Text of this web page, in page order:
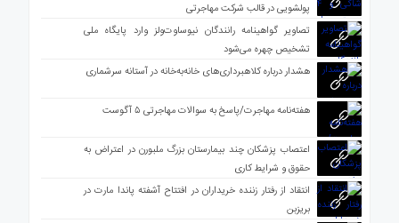
پولشویی در قالب شرکت مهاجرتی
تصاویر گواهینامه رانندگان نیوساوت‌ولز وارد پایگاه ملی
تشخیص چهره می‌شود
هشدار درباره کلاهبرداری‌های خانه‌به‌خانه در آستانه سرشماری
هفته‌نامه مهاجرت/پاسخ به سوالات مهاجرتی ۵ آگوست
اعتصاب پزشکان چند بیمارستان بزرگ ملبورن در اعتراض به
حقوق و شرایط کاری
انتقاد از رفتار زننده خریداران در افتتاح آشفته پاندا مارت در
بریزبن